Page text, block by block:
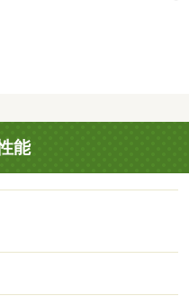
去時）、消毒施工料
時のみ、保険加入義務
／シューズボックス／シ
温水洗浄便座／洗面所独
配ボックス／礼金不要／
防犯カメラ／全居室洋室
者相談／敷金１ヶ月／二
／エアコン２台／床下収
プロパンガス／インナー
能